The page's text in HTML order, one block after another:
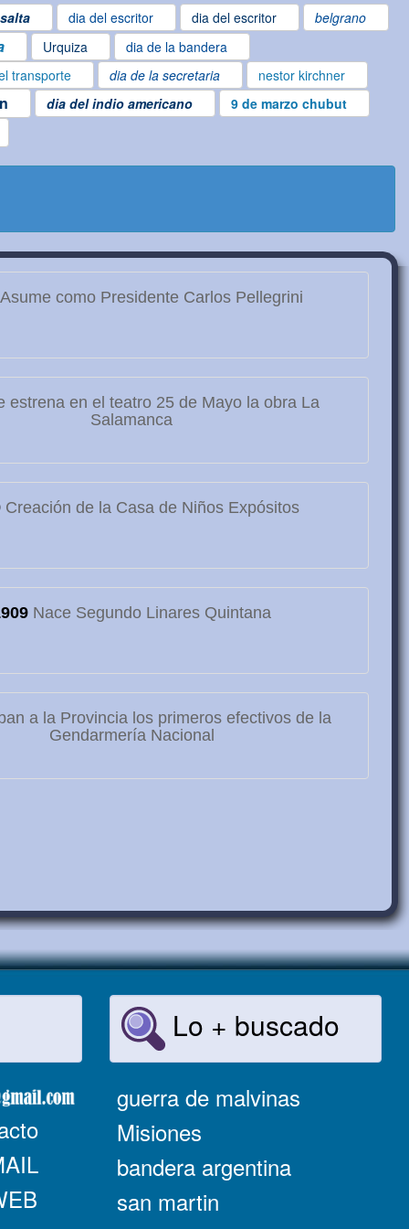
dia del escritor dia del escritor
belgrano
Urquiza
dia de la bandera
transporte dia de la secretaria
nestor kirchner
dia del indio americano
9 de marzo chubut
Asume como Presidente Carlos Pellegrini
estrena en el teatro 25 de Mayo la obra La
Salamanca
Creación de la Casa de Niños Expósitos
Nace Segundo Linares Quintana
a la Provincia los primeros efectivos de la
Gendarmería Nacional
Lo + buscado
guerra de malvinas
Misiones
bandera argentina
san martin